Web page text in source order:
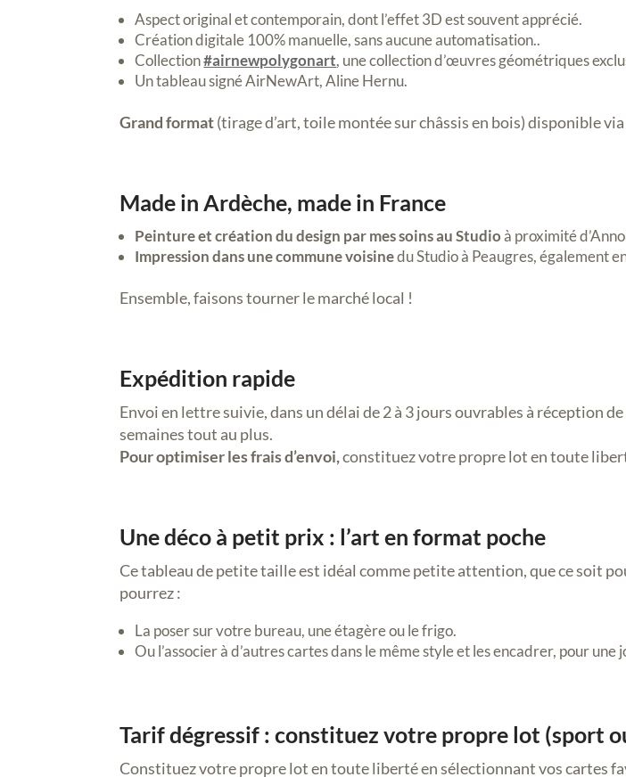
Aspect original et contemporain, dont l’effet 3D est souvent apprécié.
Création digitale 100% manuelle, sans aucune automatisation..
Collection#airnewpolygonart, une collection d’œuvres géométriques
Un tableau signé AirNewArt, Aline Hernu.
Grand format(tirage d’art, toile montée sur châssis en bois) disponible via
Made in Ardèche, made in France
Peinture et création du design par mes soins au Studioà proximité
Impression dans une commune voisinedu Studio à Peaugres, également
Ensemble, faisons tourner le marché local !
Expédition rapide
Envoi en lettre suivie, dans un délai de 2 à 3 jours ouvrables à réception
semaines tout au plus.
Pour optimiser les frais d’envoi,constituez votre propre lot en toute
Une déco à petit prix : l’art en format poche
Ce tableau de petite taille est idéal comme petite attention, que ce soit
pourrez :
La poser sur votre bureau, une étagère ou le frigo.
Ou l’associer à d’autres cartes dans le même style et les encadrer, pour
Tarif dégressif : constituez votre propre lot (sport
Constituez votre propre lot en toute liberté en sélectionnant vos cartes